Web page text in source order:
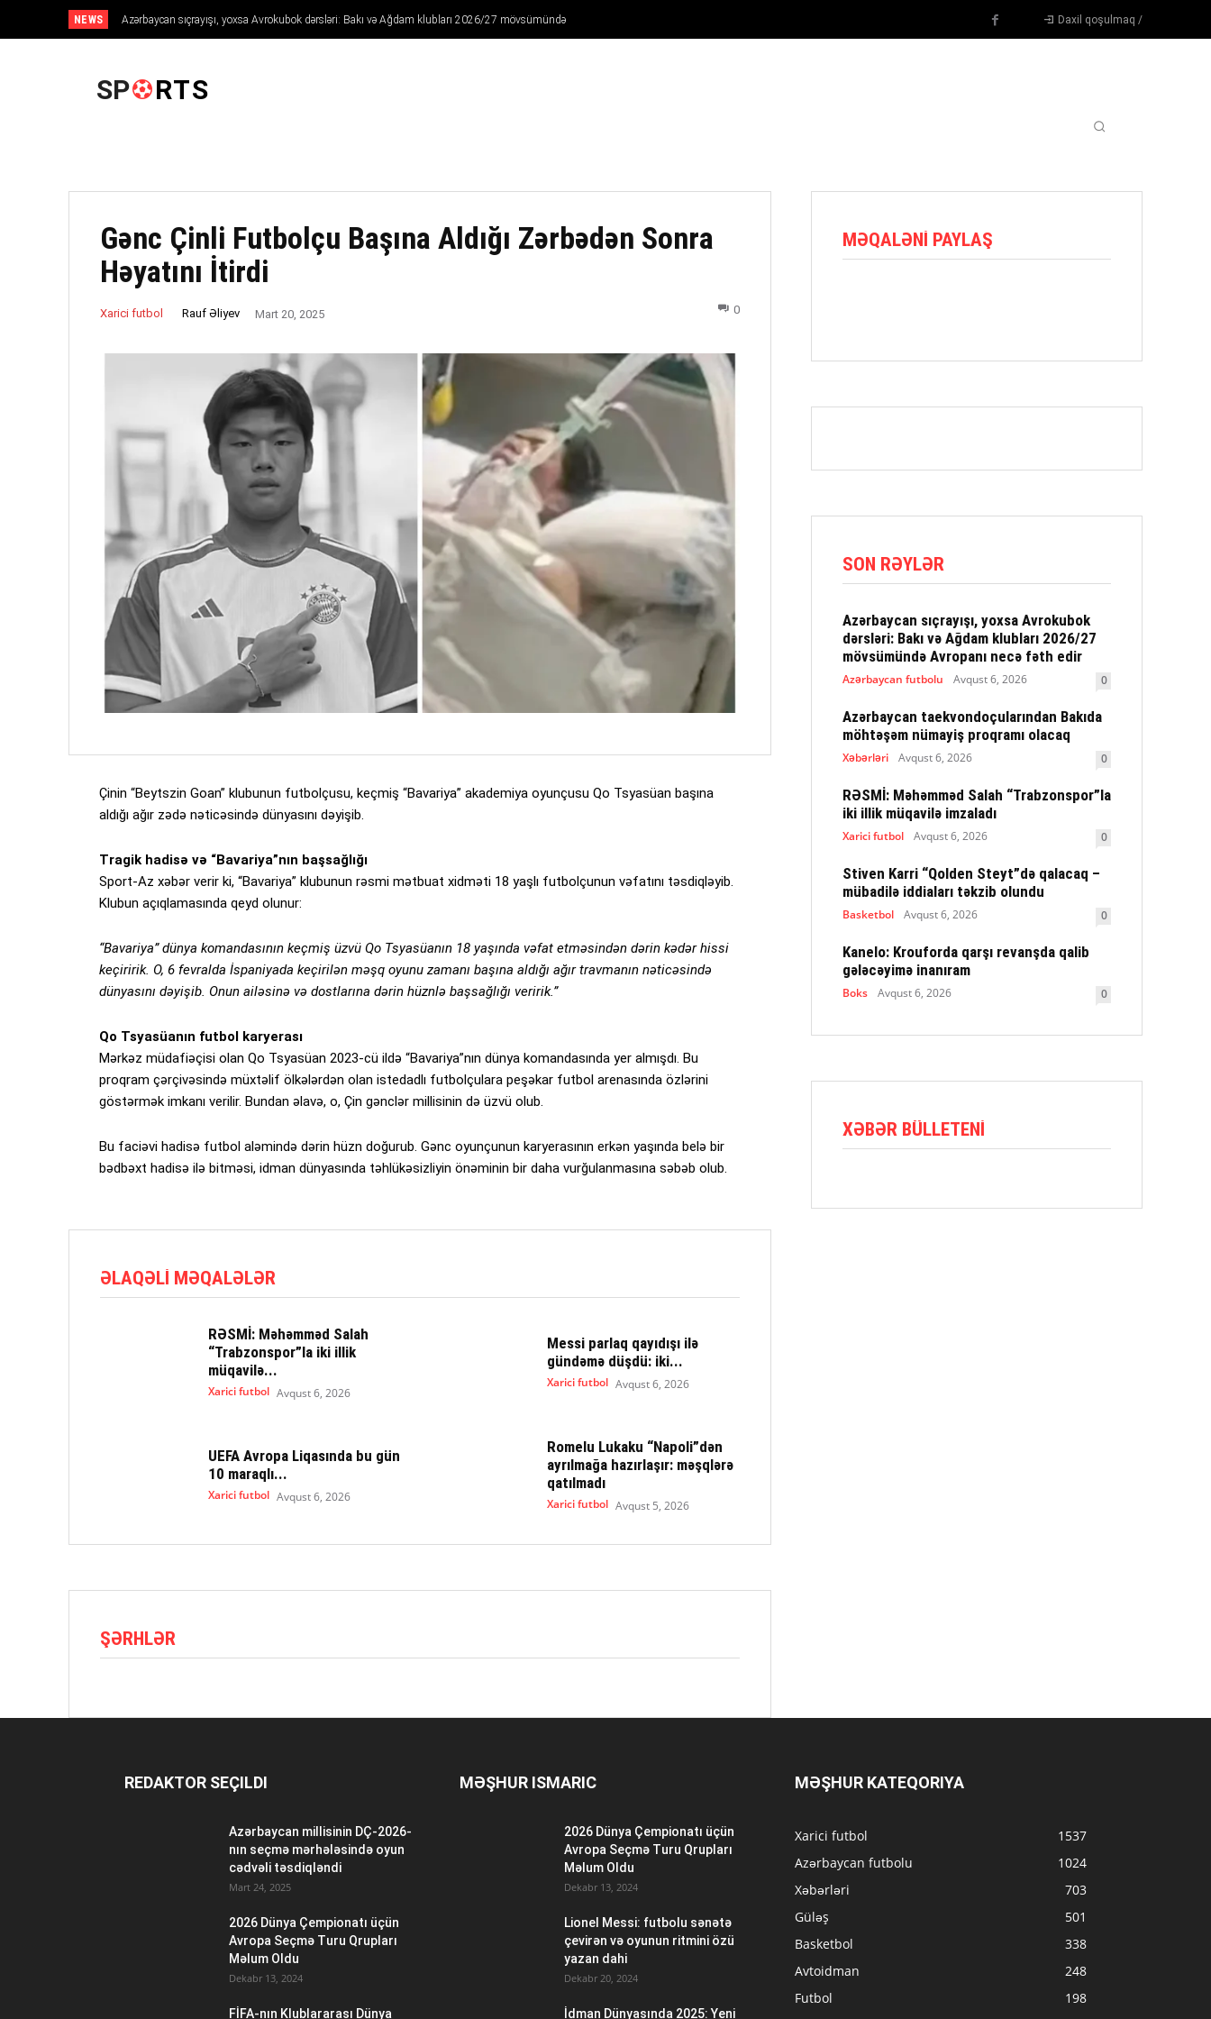
NEWS
Azərbaycan sıçrayışı, yoxsa Avrokubok dərsləri: Bakı və Ağdam klubları 2026/27 mövsümündə
Avropanı necə fəth edir
Daxil qoşulmaq /
SP RTS
Gənc Çinli Futbolçu Başına Aldığı Zərbədən Sonra
Həyatını İtirdi
Xarici futbol Rauf Əliyev Mart 20, 2025 0
Çinin “Beytszin Goan” klubunun futbolçusu, keçmiş “Bavariya” akademiya oyunçusu Qo Tsyasüan başına
aldığı ağır zədə nəticəsində dünyasını dəyişib.
Tragik hadisə və “Bavariya”nın başsağlığı
Sport-Az xəbər verir ki, “Bavariya” klubunun rəsmi mətbuat xidməti 18 yaşlı futbolçunun vəfatını təsdiqləyib.
Klubun açıqlamasında qeyd olunur:
“Bavariya” dünya komandasının keçmiş üzvü Qo Tsyasüanın 18 yaşında vəfat etməsindən dərin kədər hissi
keçiririk. O, 6 fevralda İspaniyada keçirilən məşq oyunu zamanı başına aldığı ağır travmanın nəticəsində
dünyasını dəyişib. Onun ailəsinə və dostlarına dərin hüznlə başsağlığı veririk.”
Qo Tsyasüanın futbol karyerası
Mərkəz müdafiəçisi olan Qo Tsyasüan 2023-cü ildə “Bavariya”nın dünya komandasında yer almışdı. Bu
proqram çərçivəsində müxtəlif ölkələrdən olan istedadlı futbolçulara peşəkar futbol arenasında özlərini
göstərmək imkanı verilir. Bundan əlavə, o, Çin gənclər millisinin də üzvü olub.
Bu faciəvi hadisə futbol aləmində dərin hüzn doğurub. Gənc oyunçunun karyerasının erkən yaşında belə bir
bədbəxt hadisə ilə bitməsi, idman dünyasında təhlükəsizliyin önəminin bir daha vurğulanmasına səbəb olub.
ƏLAQƏLI MƏQALƏLƏR
RƏSMİ: Məhəmməd Salah
“Trabzonspor”la iki illik
müqavilə...
Xarici futbol Avqust 6, 2026
Messi parlaq qayıdışı ilə
gündəmə düşdü: iki...
Xarici futbol Avqust 6, 2026
UEFA Avropa Liqasında bu gün
10 maraqlı...
Xarici futbol Avqust 6, 2026
Romelu Lukaku “Napoli”dən
ayrılmağa hazırlaşır: məşqlərə
qatılmadı
Xarici futbol Avqust 5, 2026
ŞƏRHLƏR
MƏQALƏNI PAYLAŞ
SON RƏYLƏR
Azərbaycan sıçrayışı, yoxsa Avrokubok
dərsləri: Bakı və Ağdam klubları 2026/27
mövsümündə Avropanı necə fəth edir
Azərbaycan futbolu Avqust 6, 2026 0
Azərbaycan taekvondoçularından Bakıda
möhtəşəm nümayiş proqramı olacaq
Xəbərləri Avqust 6, 2026 0
RƏSMİ: Məhəmməd Salah “Trabzonspor”la
iki illik müqavilə imzaladı
Xarici futbol Avqust 6, 2026 0
Stiven Karri “Qolden Steyt”də qalacaq –
mübadilə iddiaları təkzib olundu
Basketbol Avqust 6, 2026 0
Kanelo: Krouforda qarşı revanşda qalib
gələcəyimə inanıram
Boks Avqust 6, 2026 0
XƏBƏR BÜLLETENI
REDAKTOR SEÇILDI
Azərbaycan millisinin DÇ-2026-
nın seçmə mərhələsində oyun
cədvəli təsdiqləndi
Mart 24, 2025
2026 Dünya Çempionatı üçün
Avropa Seçmə Turu Qrupları
Məlum Oldu
Dekabr 13, 2024
FİFA-nın Klublararası Dünya
MƏŞHUR ISMARIC
2026 Dünya Çempionatı üçün
Avropa Seçmə Turu Qrupları
Məlum Oldu
Dekabr 13, 2024
Lionel Messi: futbolu sənətə
çevirən və oyunun ritmini özü
yazan dahi
Dekabr 20, 2024
İdman Dünyasında 2025: Yeni
MƏŞHUR KATEQORIYA
Xarici futbol
1537
Azərbaycan futbolu
1024
Xəbərləri
703
Güləş
501
Basketbol
338
Avtoidman
248
Futbol
198